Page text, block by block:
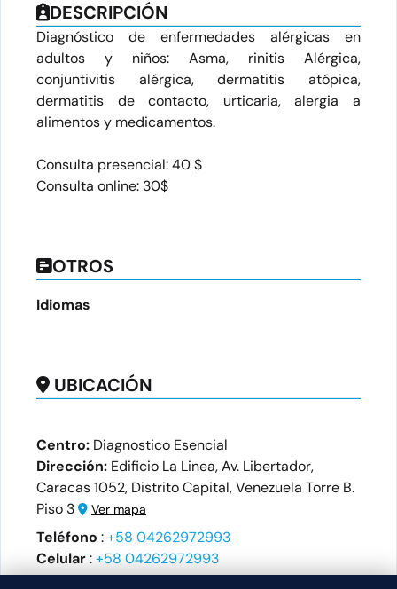
DESCRIPCIÓN
Diagnóstico de enfermedades alérgicas en
adultos y niños: Asma, rinitis Alérgica,
conjuntivitis alérgica, dermatitis atópica,
dermatitis de contacto, urticaria, alergia a
alimentos y medicamentos.
Consulta presencial: 40 $
Consulta online: 30$
OTROS
Idiomas
UBICACIÓN
Centro: Diagnostico Esencial
Dirección: Edificio La Linea, Av. Libertador,
Caracas 1052, Distrito Capital, Venezuela Torre B.
Piso 3
Ver mapa
Teléfono :+58 04262972993
Celular:+58 04262972993